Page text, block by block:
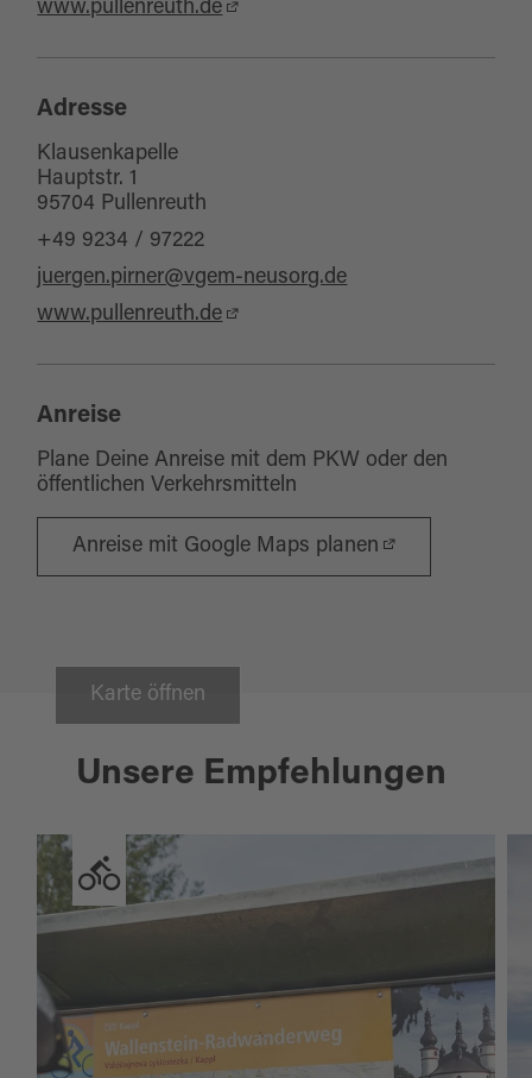
www.pullenreuth.de
Adresse
Klausenkapelle
Hauptstr. 1
95704 Pullenreuth
+49 9234 / 97222
juergen.pirner@vgem-neusorg.de
www.pullenreuth.de
Anreise
Plane Deine Anreise mit dem PKW oder den
öffentlichen Verkehrsmitteln
Anreise mit Google Maps planen
Karte öffnen
Unsere Empfehlungen